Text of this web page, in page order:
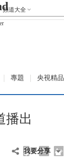
頻道大全
專題 央視精品
播出
A- A+
我要分享